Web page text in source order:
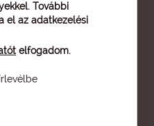
További
el az adatkezelési
elfogadom.